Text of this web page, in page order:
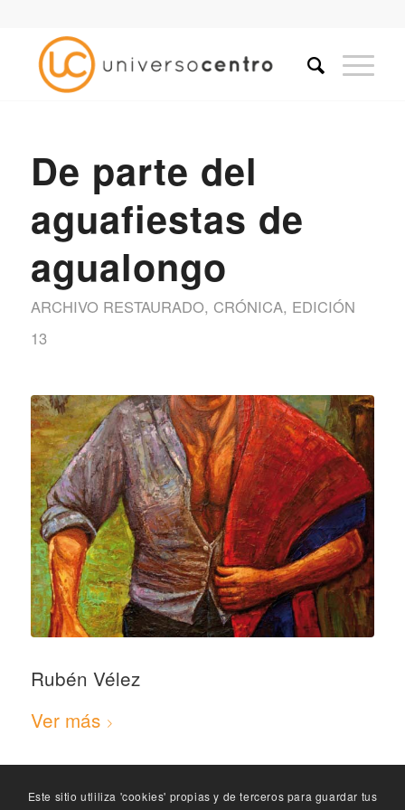
De parte del
aguafiestas de
agualongo
ARCHIVO RESTAURADO, CRÓNICA, EDICIÓN
13
Rubén Vélez
Ver más
Este sitio utliliza 'cookies' propias y de terceros para guardar tus